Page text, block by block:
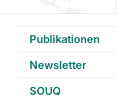
Publikationen
Newsletter
SOUQ